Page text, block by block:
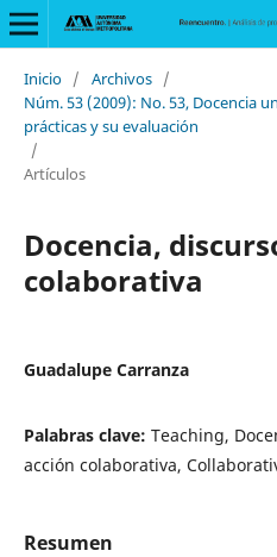
Inicio / Archivos /
Núm. 53 (2009): No. 53, Docencia
prácticas y su evaluación
/
Artículos
Docencia,
colaborativa
Guadalupe Carranza
Palabras clave: Teaching,
acción colaborativa,
Resumen